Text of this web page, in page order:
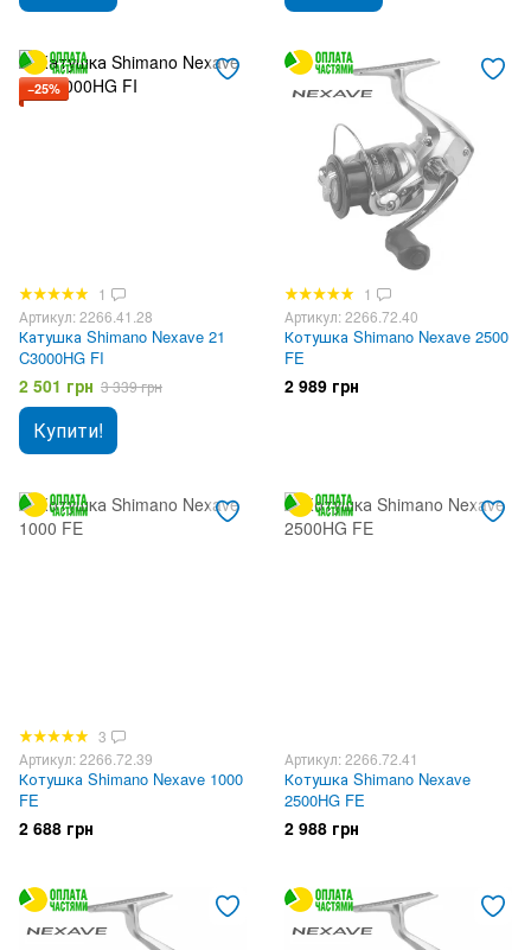
−25%
1
Артикул: 2266.41.28
Катушка Shimano Nexave 21
C3000HG FI
2 501 грн 3 339 грн
Купити!
1
Артикул: 2266.72.40
Котушка Shimano Nexave 2500
FE
2 989 грн
3
Артикул: 2266.72.39
Котушка Shimano Nexave 1000
FE
2 688 грн
Артикул: 2266.72.41
Котушка Shimano Nexave
2500HG FE
2 988 грн